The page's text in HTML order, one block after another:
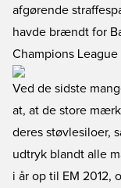
afgørende
havde brændt for
Champions
Ved de sidste
at, at de store
deres støvlesiloer,
udtryk blandt alle
i år op til EM 2012,